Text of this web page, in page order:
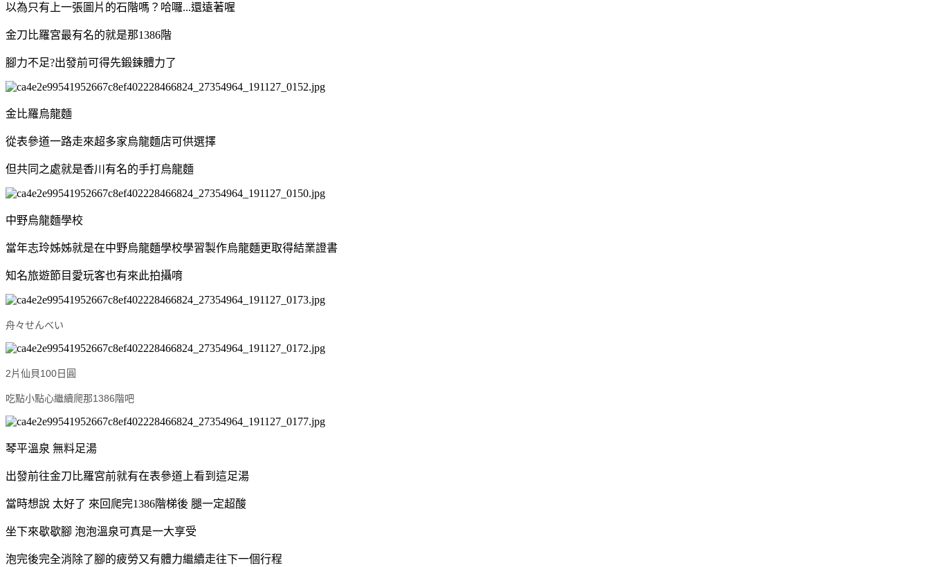
以為只有上一張圖片的石階嗎？哈囉...還遠著喔
金刀比羅宮最有名的就是那1386階
腳力不足?出發前可得先鍛鍊體力了
金比羅烏龍麵
從表參道一路走來超多家烏龍麵店可供選擇
但共同之處就是香川有名的手打烏龍麵
中野烏龍麵學校
當年志玲姊姊就是在中野烏龍麵學校學習製作烏龍麵更取得結業證書
知名旅遊節目愛玩客也有來此拍攝唷
舟々せんべい
2片仙貝100日圓
吃點小點心繼續爬那1386階吧
琴平溫泉 無料足湯
出發前往金刀比羅宮前就有在表參道上看到這足湯
當時想說 太好了 來回爬完1386階梯後 腿一定超酸
坐下來歇歇腳 泡泡溫泉可真是一大享受
泡完後完全消除了腳的疲勞又有體力繼續走往下一個行程